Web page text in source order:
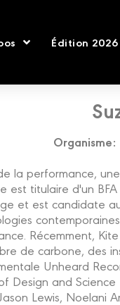
Édition 2026
Organisme:
la performance,
est titulaire d'un
et est candidate
Récemment,
de carbone, des
Unheard
Design and
Lewis, Noelani